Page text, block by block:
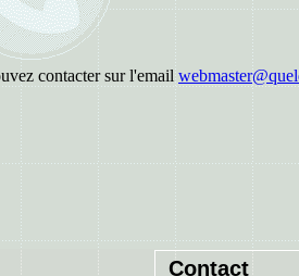
contacter sur l'email
Contact